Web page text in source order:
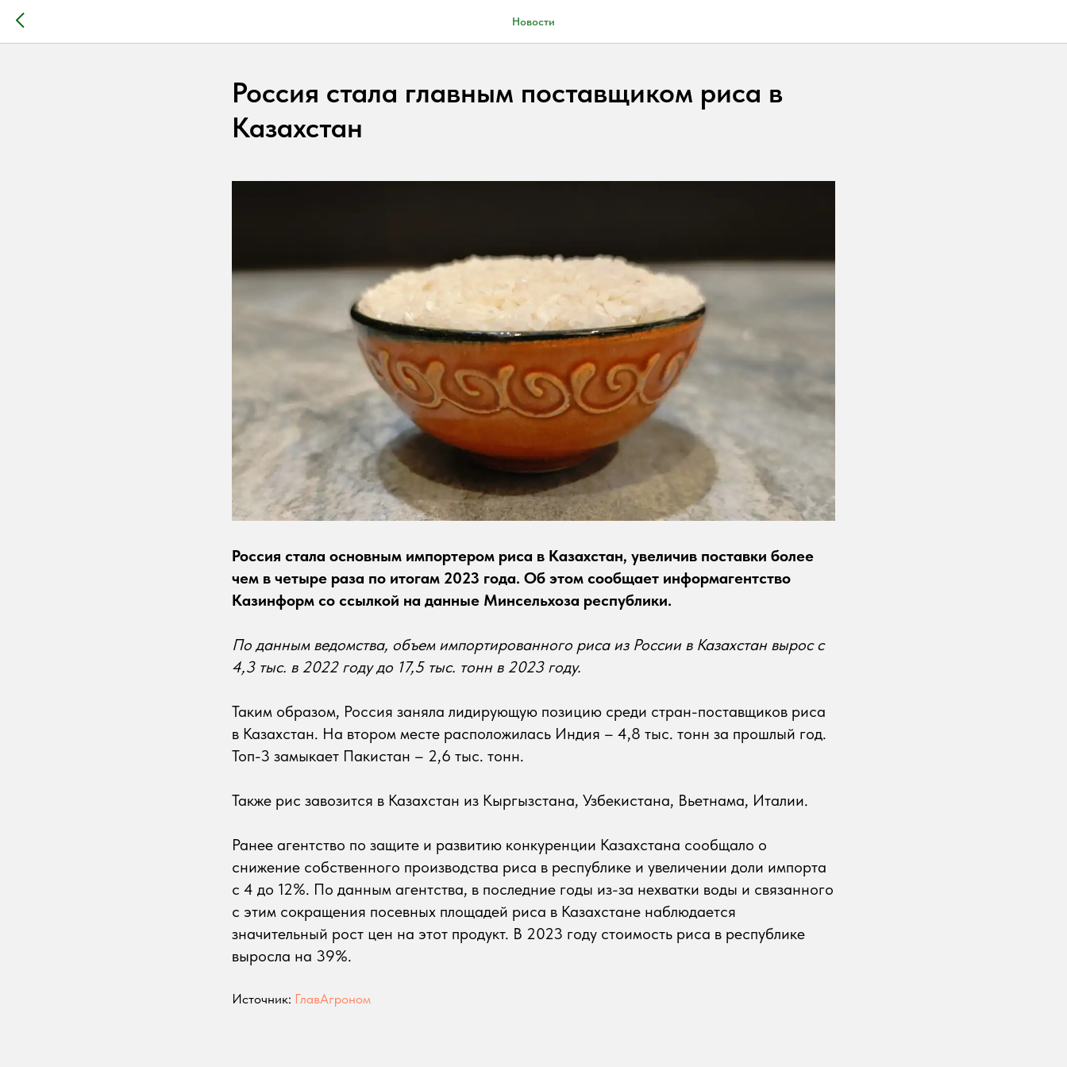
Новости
Россия стала главным поставщиком риса в
Казахстан
Россия стала основным импортером риса в Казахстан, увеличив поставки более
чем в четыре раза по итогам 2023 года. Об этом сообщает информагентство
Казинформ со ссылкой на данные Минсельхоза республики.
По данным ведомства, объем импортированного риса из России в Казахстан вырос с
4,3 тыс. в 2022 году до 17,5 тыс. тонн в 2023 году.
Таким образом, Россия заняла лидирующую позицию среди стран-поставщиков риса
в Казахстан. На втором месте расположилась Индия – 4,8 тыс. тонн за прошлый год.
Топ-3 замыкает Пакистан – 2,6 тыс. тонн.
Также рис завозится в Казахстан из Кыргызстана, Узбекистана, Вьетнама, Италии.
Ранее агентство по защите и развитию конкуренции Казахстана сообщало о
снижение собственного производства риса в республике и увеличении доли импорта
с 4 до 12%. По данным агентства, в последние годы из-за нехватки воды и связанного
с этим сокращения посевных площадей риса в Казахстане наблюдается
значительный рост цен на этот продукт. В 2023 году стоимость риса в республике
выросла на 39%.
Источник: ГлавАгроном